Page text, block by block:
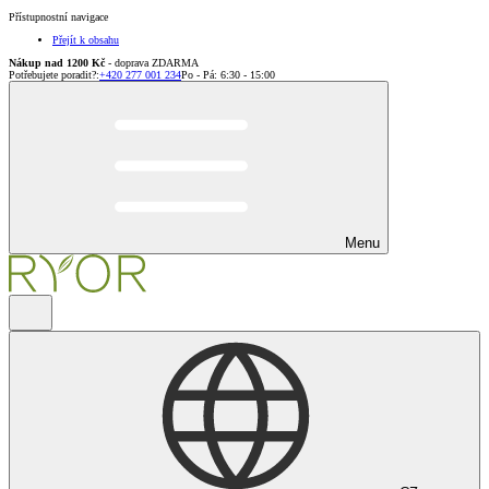
Přístupnostní navigace
Přejít k obsahu
Nákup nad 1200 Kč - doprava ZDARMA
Potřebujete poradit?:+420 277 001 234Po - Pá: 6:30 - 15:00
Menu